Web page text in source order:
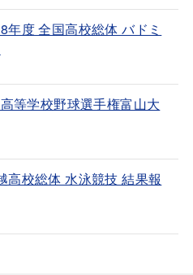
年度 全国高校総体 バドミ
等学校野球選手権富山大
高校総体 水泳競技 結果報